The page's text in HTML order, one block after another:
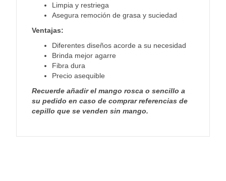
Limpia y restriega
Asegura remoción de grasa y suciedad
Ventajas:
Diferentes diseños acorde a su necesidad
Brinda mejor agarre
Fibra dura
Precio asequible
Recuerde añadir el mango rosca o sencillo a
su pedido en caso de comprar referencias de
cepillo que se venden sin mango.